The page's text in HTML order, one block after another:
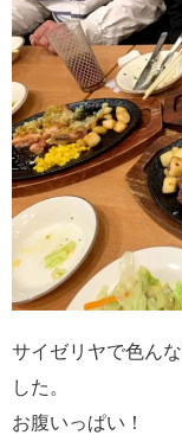
サイゼリヤで色ん
した。
お腹いっぱい！